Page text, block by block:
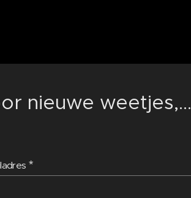
nieuwe weetjes,...